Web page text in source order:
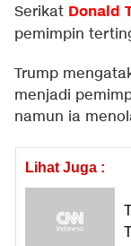
Serikat Donald
pemimpin
Trump
menjadi
namun ia
Lihat Juga :